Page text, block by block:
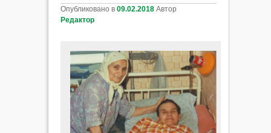
Опубликовано в 09.02.2018 Автор
Редактор